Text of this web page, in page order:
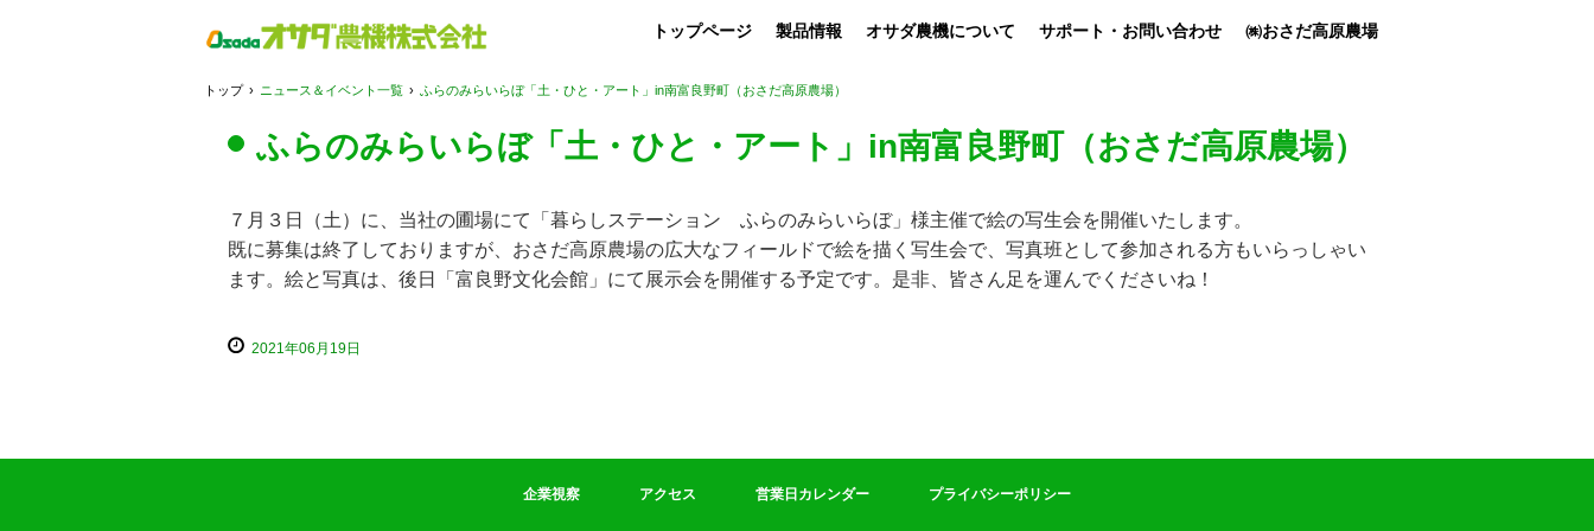
トップページ 製品情報 オサダ農機について サポート・お問い合わせ ㈱おさだ高原農場
トップ › ニュース＆イベント一覧 › ふらのみらいらぼ「土・ひと・アート」in南富良野町（おさだ高原農場）
ふらのみらいらぼ「土・ひと・アート」in南富良野町（おさだ高原農場）
７月３日（土）に、当社の圃場にて「暮らしステーション ふらのみらいらぼ」様主催で絵の写生会を開催いたします。
既に募集は終了しておりますが、おさだ高原農場の広大なフィールドで絵を描く写生会で、写真班として参加される方もいらっしゃい
ます。絵と写真は、後日「富良野文化会館」にて展示会を開催する予定です。是非、皆さん足を運んでくださいね！
2021年06月19日
企業視察 アクセス 営業日カレンダー プライバシーポリシー